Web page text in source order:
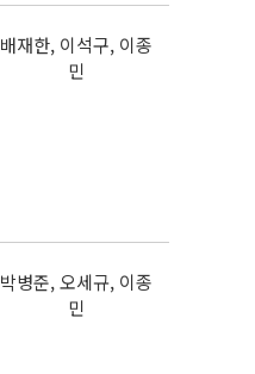
배재한, 이석구, 이종
민
박병준, 오세규, 이종
민